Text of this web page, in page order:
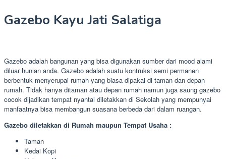
Gazebo Kayu Jati Salatiga
Gazebo adalah bangunan yang bisa digunakan sumber dari mood alami
diluar hunian anda. Gazebo adalah suatu kontruksi semi permanen
berbentuk menyerupai rumah yang biasa dipakai di taman dan depan
rumah. Tidak hanya ditaman atau depan rumah namun juga saung gazebo
cocok dijadikan tempat nyantai diletakkan di Sekolah yang mempunyai
manfaatnya bisa membangun suasana berbeda dari dalam ruangan.
Gazebo diletakkan di Rumah maupun Tempat Usaha :
Taman
Kedai Kopi